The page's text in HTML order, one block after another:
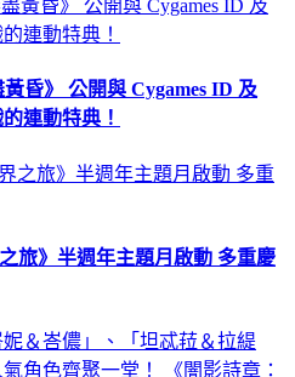
昏》 公開與 Cygames ID 及
連動特典！
旅》半週年主題月啟動 多重慶